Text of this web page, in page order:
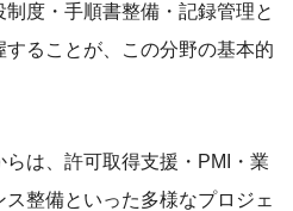
度・手順書整備・記録管理と
ることが、この分野の基本的
は、許可取得支援・PMI・業
整備といった多様なプロジェ